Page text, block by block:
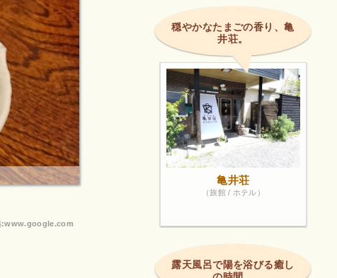
:www.google.com
穏やかなたまごの香り、亀
井荘。
亀井荘
（旅館 / ホテル）
露天風呂で陽を浴びる癒し